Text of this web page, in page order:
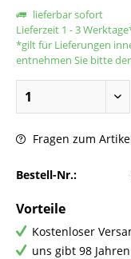
lieferbar sofort
Lieferzeit 1 - 3
*gilt für Lieferungen
entnehmen Sie bitte
Fragen zum
Bestell-Nr.:
Vorteile
Kostenloser
uns gibt 98